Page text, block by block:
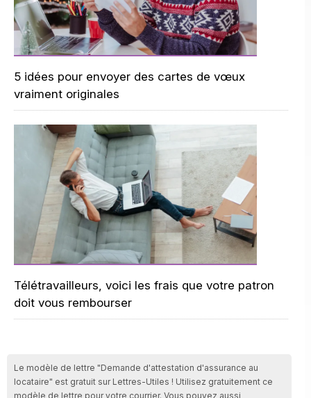
5 idées pour envoyer des cartes de vœux
vraiment originales
Télétravailleurs, voici les frais que votre patron
doit vous rembourser
Le modèle de lettre "Demande d'attestation d'assurance au
locataire" est gratuit sur Lettres-Utiles ! Utilisez gratuitement ce
modèle de lettre pour votre courrier. Vous pouvez aussi